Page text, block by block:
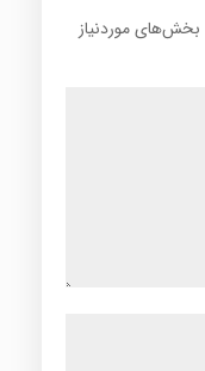
بخش‌های موردنیاز